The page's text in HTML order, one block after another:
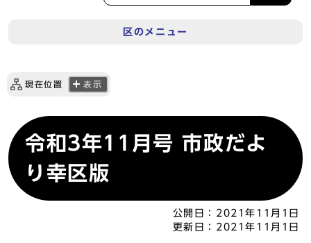
区のメニュー
現在位置 表示
令和3年11月号 市政だよ
り幸区版
公開日： 2021年11月1日
更新日： 2021年11月1日